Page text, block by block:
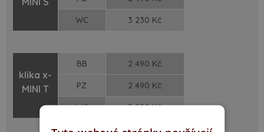
WC 3 230 Kč
klika x-
MINI T
BB 2 490 Kč
PZ 2 490 Kč
WC 3 230 Kč